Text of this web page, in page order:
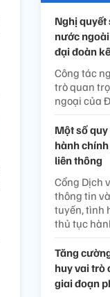
Nghị quyết
nước
đại đoàn
Công tác
trò quan
ngoại của
Một số
hành
liên thông
Cổng Dịch
thông tin
tuyến, tình
thủ tục
Tăng
huy vai trò
giai đoạn